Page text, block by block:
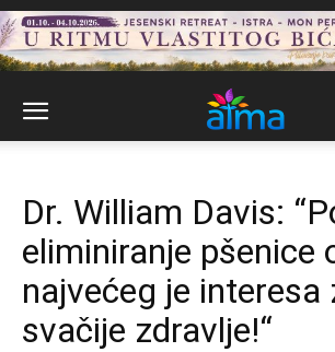
Dr. William Davis:
eliminiranje pšenice
najvećeg je interesa
svačije zdravlje!“